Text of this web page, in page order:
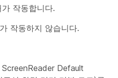
작동합니다.
작동하지 않습니다.
Default